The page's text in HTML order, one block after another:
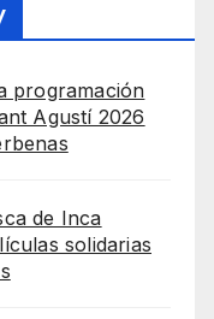
programación
Agustí 2026
de Inca
solidarias